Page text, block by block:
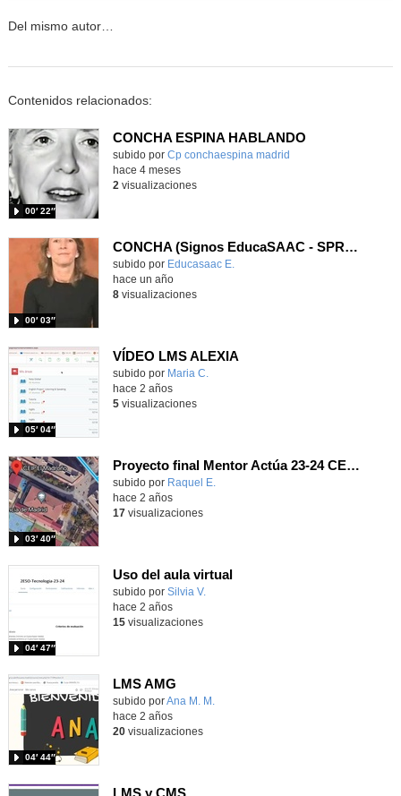
Del mismo autor…
Contenidos relacionados:
CONCHA ESPINA HABLANDO
subido por Cp conchaespina madrid
00′ 22″
hace 4 meses
2 visualizaciones
CONCHA (Signos EducaSAAC - SPREADTHESIGN)
Contenido educativo.
subido por Educasaac E.
00′ 03″
hace un año
8visualizaciones
VÍDEO LMS ALEXIA
Contenido educativo.
subido por Maria C.
05′ 04″
hace 2 años
5visualizaciones
Proyecto final Mentor Actúa 23-24 CEIP Concha Espina
subido por Raquel E.
03′ 40″
hace 2 años
17visualizaciones
Uso del aula virtual
subido por Silvia V.
04′ 47″
hace 2 años
15visualizaciones
LMS AMG
Contenido educativo.
subido porAna M. M.
04′ 44″
hace 2 años
20visualizaciones
LMS y CMS